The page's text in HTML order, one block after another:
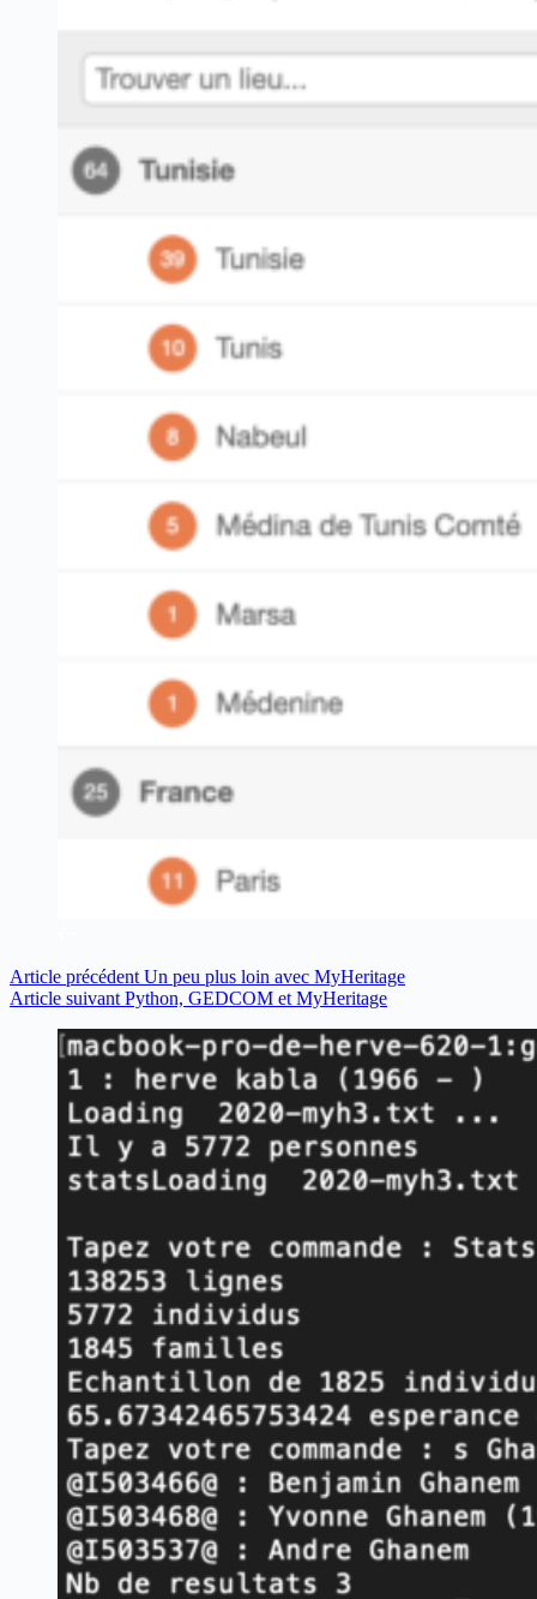
Article précédent Un peu plus loin avec MyHeritage
Article suivant Python, GEDCOM et MyHeritage